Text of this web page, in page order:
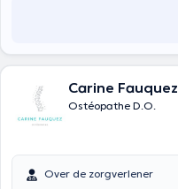
Carine Fauquez
Ostéopathe D.O.
Over de zorgverlener